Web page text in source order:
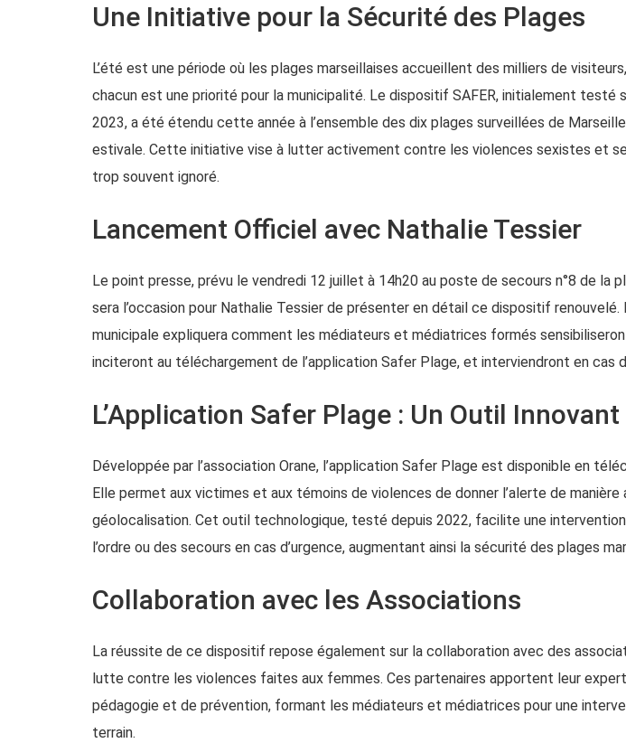
Une Initiative pour la Sécurité des Plages
L’été est une période où les plages marseillaises accueillent des milliers de
chacun est une priorité pour la municipalité. Le dispositif SAFER, initialement testé
2023, a été étendu cette année à l’ensemble des dix plages surveillées de
estivale. Cette initiative vise à lutter activement contre les violences sexistes et
trop souvent ignoré.
Lancement Officiel avec Nathalie Tessier
Le point presse, prévu le vendredi 12 juillet à 14h20 au poste de secours n°8 de la
sera l’occasion pour Nathalie Tessier de présenter en détail ce dispositif renouvelé.
municipale expliquera comment les médiateurs et médiatrices formés
inciteront au téléchargement de l’application Safer Plage, et interviendront en cas
L’Application Safer Plage : Un Outil Innovant
Développée par l’association Orane, l’application Safer Plage est disponible en
Elle permet aux victimes et aux témoins de violences de donner l’alerte de manière
géolocalisation. Cet outil technologique, testé depuis 2022, facilite une
l’ordre ou des secours en cas d’urgence, augmentant ainsi la sécurité des plages
Collaboration avec les Associations
La réussite de ce dispositif repose également sur la collaboration avec des
lutte contre les violences faites aux femmes. Ces partenaires apportent leur
pédagogie et de prévention, formant les médiateurs et médiatrices pour une
terrain.